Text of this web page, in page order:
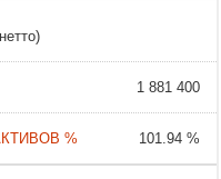
1 881 400
101.94 %